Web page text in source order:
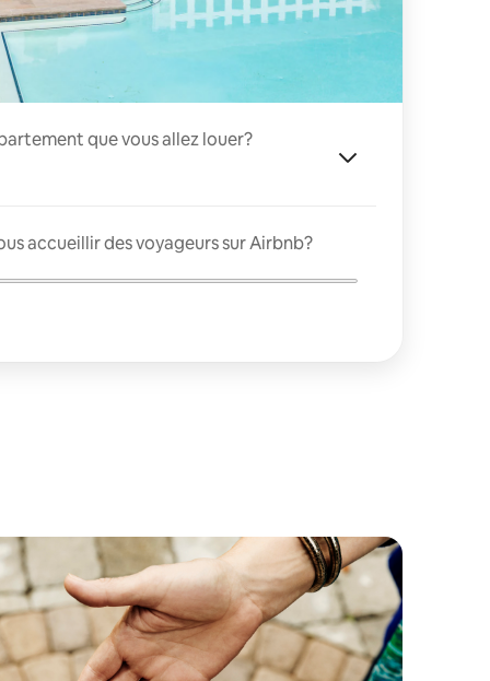
que vous allez louer?
accueillir des voyageurs sur Airbnb?